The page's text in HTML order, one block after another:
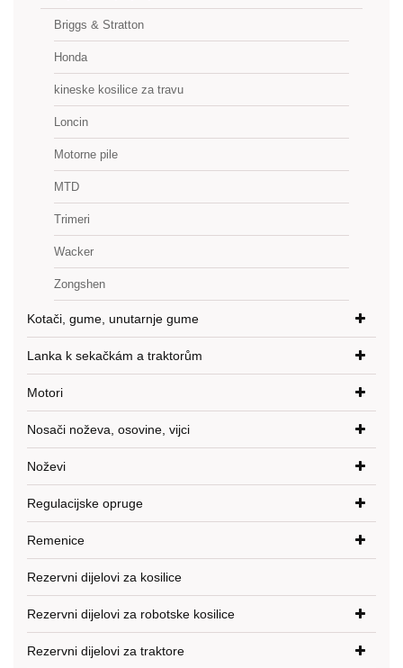
Briggs & Stratton
Honda
kineske kosilice za travu
Loncin
Motorne pile
MTD
Trimeri
Wacker
Zongshen
Kotači, gume, unutarnje gume
Lanka k sekačkám a traktorům
Motori
Nosači noževa, osovine, vijci
Noževi
Regulacijske opruge
Remenice
Rezervni dijelovi za kosilice
Rezervni dijelovi za robotske kosilice
Rezervni dijelovi za traktore